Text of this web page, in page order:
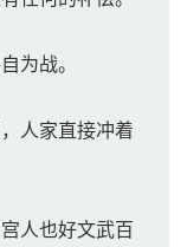
为战。
人家直接冲着
人也好文武百